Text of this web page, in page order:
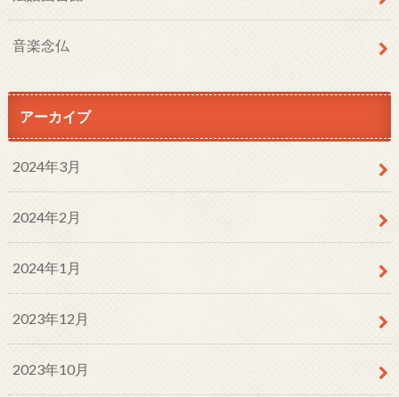
音楽念仏
アーカイブ
2024年3月
2024年2月
2024年1月
2023年12月
2023年10月